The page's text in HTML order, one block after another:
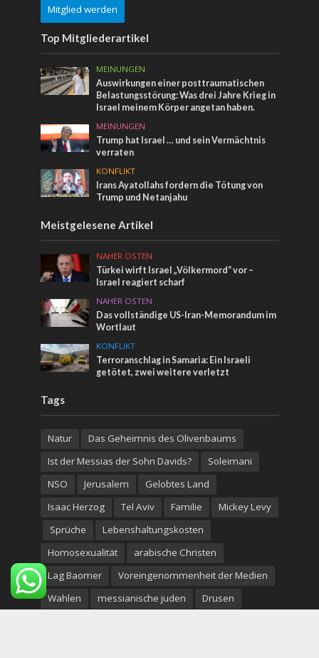
Mitglied werden
Top Mitgliederartikel
MEINUNGEN
Auswirkungen einer posttraumatischen
Belastungsstörung: Was drei Jahre Krieg in
Israel meinem Körper angetan haben.
MEINUNGEN
Trump hat Israel … und sein Vermächtnis
verraten
KONFLIKT
Irans Ayatollahs fordern die Tötung von
Trump und Netanjahu
Meistgelesene Artikel
NAHER OSTEN
Türkei wirft Israel „Völkermord“ vor –
Israel reagiert scharf
NAHER OSTEN
Das vollständige US-Iran-Memorandum im
Wortlaut
KONFLIKT
Terroranschlag in Samaria: Ein Israeli
getötet, zwei weitere verletzt
Tags
Natur
Das Geheimnis des Olivenbaums
Ist der Messias der Sohn Davids?
Soleimani
NSO
Jerusalem
Gelobtes Land
Isaac Herzog
Tel Aviv Familie
Mickey Levy
Sprüche
Lebenshaltungskosten
Homosexualität
arabische Christen
Lag Baomer
Voreingenommenheit der Medien
Wahlen
messianische juden Drusen